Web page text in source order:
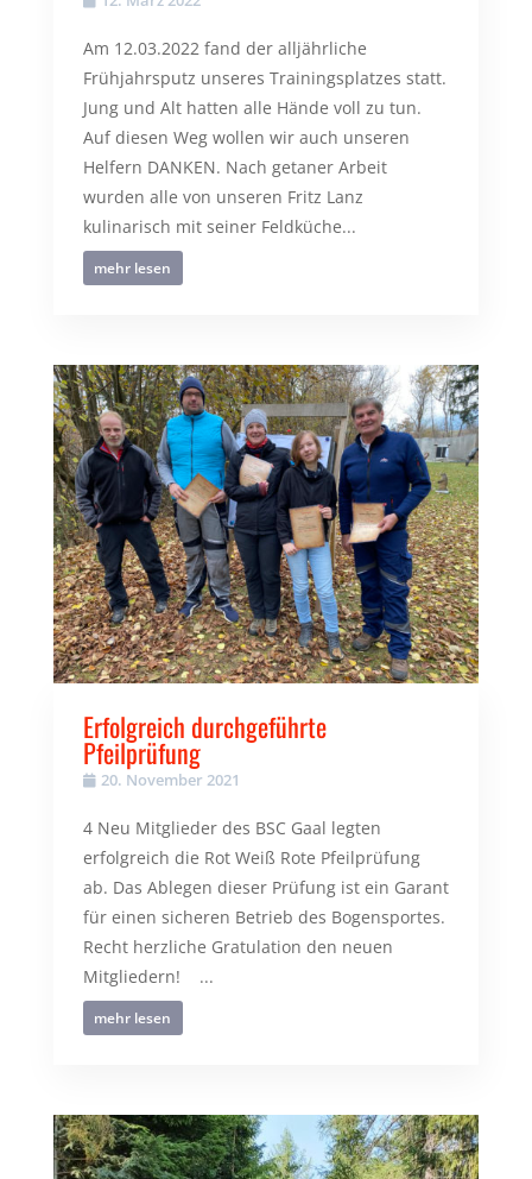
Am 12.03.2022 fand der alljährliche
Frühjahrsputz unseres Trainingsplatzes statt.
Jung und Alt hatten alle Hände voll zu tun.
Auf diesen Weg wollen wir auch unseren
Helfern DANKEN. Nach getaner Arbeit
wurden alle von unseren Fritz Lanz
kulinarisch mit seiner Feldküche...
mehr lesen
Erfolgreich durchgeführte
Pfeilprüfung
20. November 2021
4 Neu Mitglieder des BSC Gaal legten
erfolgreich die Rot Weiß Rote Pfeilprüfung
ab. Das Ablegen dieser Prüfung ist ein Garant
für einen sicheren Betrieb des Bogensportes.
Recht herzliche Gratulation den neuen
Mitgliedern! ...
mehr lesen